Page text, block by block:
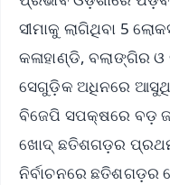
ସୀମାକୁ ଲାଗିଥିବା 5
କଳାହାଣ୍ଡି, ବଲାଙ୍ଗିର
ସେଗୁଡ଼ିକ ଅଧିନରେ
ବିଜେପି ସପକ୍ଷରେ ବଡ଼
ଖୋଦ୍ ଛତିଶଗଡ଼ର
ନିର୍ବାଚନରେ ଛତିଶଗଡ଼ର